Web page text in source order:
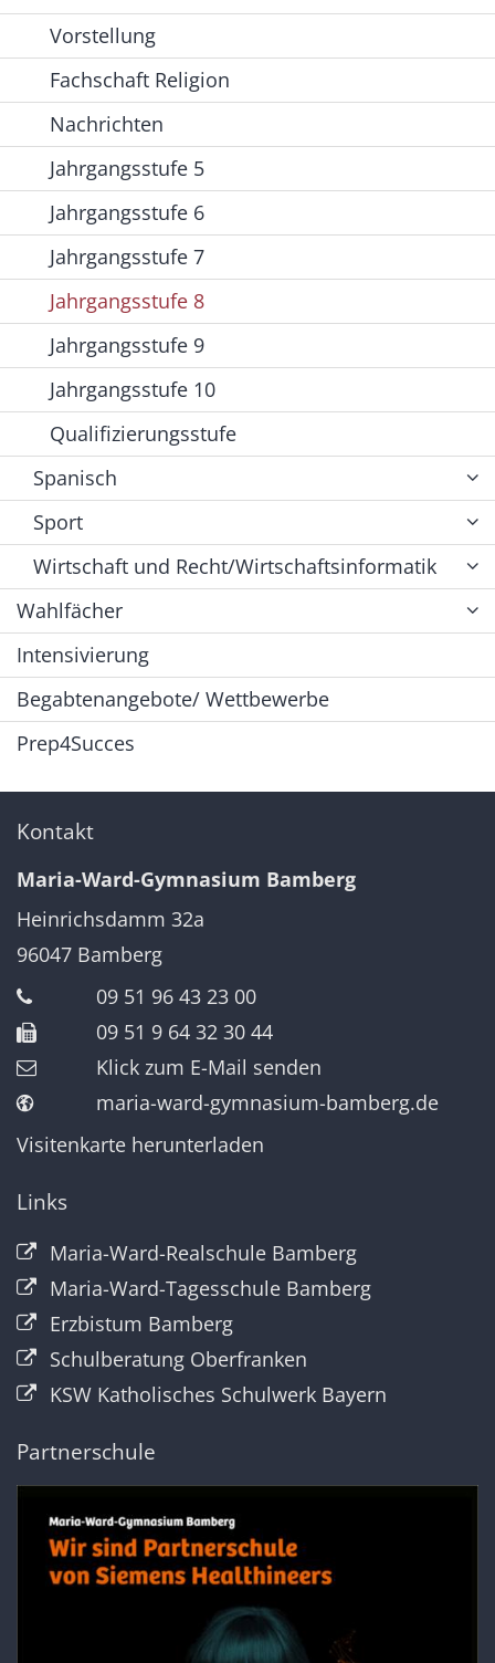
Vorstellung
Fachschaft Religion
Nachrichten
Jahrgangsstufe 5
Jahrgangsstufe 6
Jahrgangsstufe 7
Jahrgangsstufe 8
Jahrgangsstufe 9
Jahrgangsstufe 10
Qualifizierungsstufe
Spanisch
Sport
Wirtschaft und Recht/Wirtschaftsinformatik
Wahlfächer
Intensivierung
Begabtenangebote/ Wettbewerbe
Prep4Succes
Kontakt
Maria-Ward-Gymnasium Bamberg
Heinrichsdamm 32a
96047 Bamberg
09 51 96 43 23 00
09 51 9 64 32 30 44
Klick zum E-Mail senden
maria-ward-gymnasium-bamberg.de
Visitenkarte herunterladen
Links
Maria-Ward-Realschule Bamberg
Maria-Ward-Tagesschule Bamberg
Erzbistum Bamberg
Schulberatung Oberfranken
KSW Katholisches Schulwerk Bayern
Partnerschule